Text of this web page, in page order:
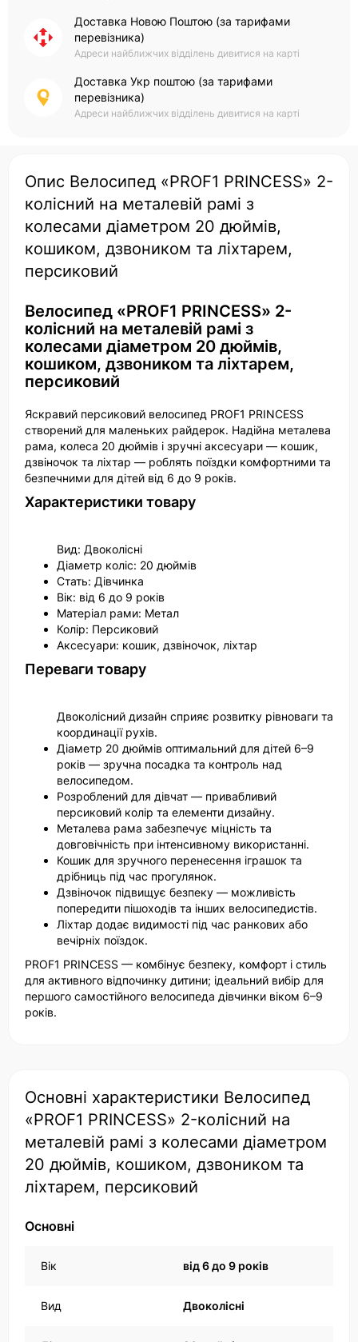
Доставка Новою Поштою (за тарифами
перевізника)
Адреси найближчих відділень дивитися на карті
Доставка Укр поштою (за тарифами
перевізника)
Адреси найближчих відділень дивитися на карті
Опис Велосипед «PROF1 PRINCESS» 2-
колісний на металевій рамі з
колесами діаметром 20 дюймів,
кошиком, дзвоником та ліхтарем,
персиковий
Велосипед «PROF1 PRINCESS» 2-
колісний на металевій рамі з
колесами діаметром 20 дюймів,
кошиком, дзвоником та ліхтарем,
персиковий
Яскравий персиковий велосипед PROF1 PRINCESS
створений для маленьких райдерок. Надійна металева
рама, колеса 20 дюймів і зручні аксесуари — кошик,
дзвіночок та ліхтар — роблять поїздки комфортними та
безпечними для дітей від 6 до 9 років.
Характеристики товару
Вид: Двоколісні
Діаметр коліс: 20 дюймів
Стать: Дівчинка
Вік: від 6 до 9 років
Матеріал рами: Метал
Колір: Персиковий
Аксесуари: кошик, дзвіночок, ліхтар
Переваги товару
Двоколісний дизайн сприяє розвитку рівноваги та
координації рухів.
Діаметр 20 дюймів оптимальний для дітей 6–9
років — зручна посадка та контроль над
велосипедом.
Розроблений для дівчат — привабливий
персиковий колір та елементи дизайну.
Металева рама забезпечує міцність та
довговічність при інтенсивному використанні.
Кошик для зручного перенесення іграшок та
дрібниць під час прогулянок.
Дзвіночок підвищує безпеку — можливість
попередити пішоходів та інших велосипедистів.
Ліхтар додає видимості під час ранкових або
вечірніх поїздок.
PROF1 PRINCESS — комбінує безпеку, комфорт і стиль
для активного відпочинку дитини; ідеальний вибір для
першого самостійного велосипеда дівчинки віком 6–9
років.
Основні характеристики Велосипед
«PROF1 PRINCESS» 2-колісний на
металевій рамі з колесами діаметром
20 дюймів, кошиком, дзвоником та
ліхтарем, персиковий
Основні
Вік від 6 до 9 років
Вид Двоколісні